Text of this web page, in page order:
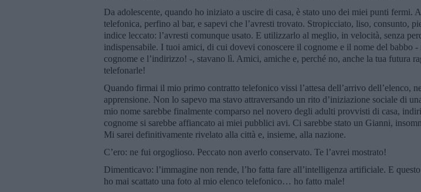
Da adolescente, quando ho iniziato a uscire di casa, è stato uno dei miei punti fermi.
telefonica, perfino al bar, e sapevi che l’avresti trovato. Stropicciato, liso, consunto,
indice leccato: l’avresti comunque usato. E utilizzarlo al meglio, in velocità, senza
indispensabile. I tuoi amici, di cui dovevi conoscere il cognome e il nome del babbo -
cognome e l’indirizzo! -, stavano lì. Amici, amiche e, perché no, anche la tua futura
telefonarle!
Quando firmai il mio primo contratto telefonico vissi l’attesa dell’arrivo dell’elenco,
apprensione. Non lo sapevo ma stavo attraversando un rito d’iniziazione sociale di
mio nome sarebbe finalmente comparso nel novero degli adulti provvisti di casa,
cognome si sarebbe affiancato ai miei pubblici avi. Ci sarebbe stato un Gianni,
Mi sarei definitivamente rivelato alla città e, insieme, alla nazione.
C’ero: ne fui orgoglioso. Peccato non averlo conservato. Te l’avrei mostrato!
Dimenticavo: l’immagine non rende, l’ho fatta fare all’intelligenza artificiale. E
ho mai scattato una foto al mio elenco telefonico… ho fatto male!